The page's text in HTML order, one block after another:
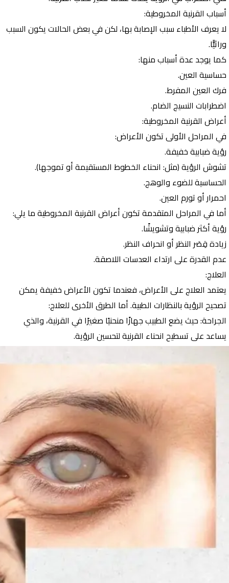
أسباب القرنية المخروطية:
لا يعرف الأطباء سبب الإصابة بها، لكن في بعض الحالات يكون السبب
وراثيًّا.
كما يوجد عدة أسباب منها:
حساسية العين.
فرك العين المفرط.
اضطرابات النسيج الضام.
أعراض القرنية المخروطية:
في المراحل الأولى تكون الأعراض:
رؤية ضبابية خفيفة.
تشوش الرؤية (مثل: انحناء الخطوط المستقيمة أو تموجها).
الحساسية للضوء والوهج.
احمرار أو تورم العين.
أما في المراحل المتقدمة تكون أعراض القرنية المخروطية ما يلي:
رؤية أكثر ضبابية وتشويشًا.
زيادة قِصَر النظر أو انحراف النظر.
عدم القدرة على ارتداء العدسات اللاصقة.
العلاج:
يعتمد العلاج على الأعراض، فعندما تكون الأعراض خفيفة يمكن
تصحيح الرؤية بالنظارات الطبية. أما الطرق الأخرى للعلاج:
الجراحة: حيث يضع الطبيب جهازًا منحنيًا صغيرًا في القرنية، والذي
يساعد على تسطيح انحناء القرنية لتحسين الرؤية.